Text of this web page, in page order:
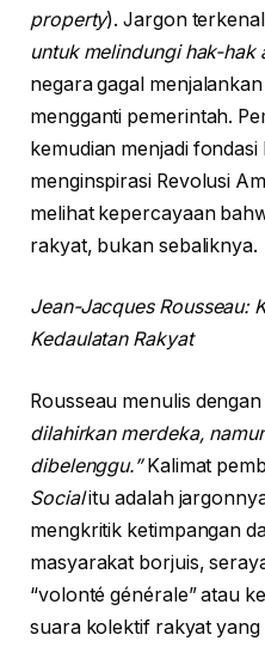
property). Jargon
untuk melindungi hak-hak
negara gagal
mengganti pemerintah.
kemudian menjadi
menginspirasi Revolusi
melihat kepercayaan
rakyat, bukan sebaliknya.
Jean-Jacques Rousseau:
Kedaulatan Rakyat
Rousseau menulis
dilahirkan merdeka,
dibelenggu.”Kalimat
Socialitu adalah
mengkritik ketimpangan
masyarakat borjuis,
“volonté générale” atau
suara kolektif rakyat yang